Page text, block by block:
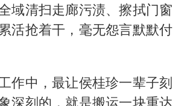
域清扫走廊污渍、擦拭门窗
活抢着干，毫无怨言默默付
作中，最让侯桂珍一辈子刻
深刻的，就是搬运一块重达